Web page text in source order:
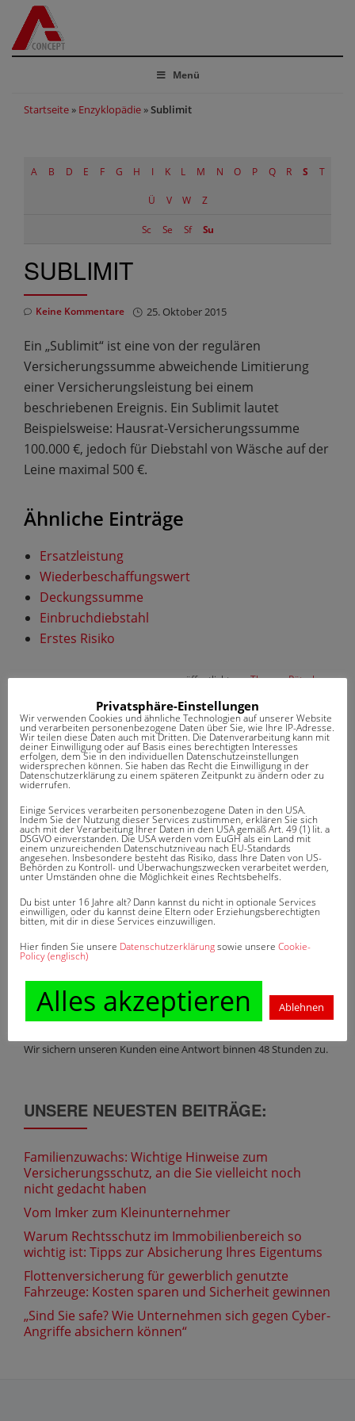
Menü
Startseite » Enzyklopädie »Sublimit
A B D E F G H I K L M N O P Q R S T
Ü V W Z
Sc Se Sf Su
SUBLIMIT
25. Oktober 2015
Keine Kommentare
Ein „Sublimit“ ist eine von der regulären
Versicherungssumme abweichende Limitierung
einer Versicherungsleistung bei einem
beschriebenen Ereignis. Ein Sublimit lautet
Beispielsweise: Hausrat-Versicherungssumme
100.000 €, jedoch für Diebstahl von Wäsche auf der
Leine maximal 500 €.
Ähnliche Einträge
Ersatzleistung
Wiederbeschaffungswert
Deckungssumme
Einbruchdiebstahl
Erstes Risiko
veröffentlicht vonThomas Pötschan.
BEITRAGSNAVIGATION
Klausel SF-Rabatt
DAS KÖNNTE SIE AUCH
INTERESSIEREN
Keine ähnlichen Artikel gefunden.
WUSSTEN SIE SCHON?
Wir sichern unseren Kunden eine Antwort binnen 48 Stunden zu.
UNSERE NEUESTEN BEITRÄGE:
Familienzuwachs: Wichtige Hinweise zum
Versicherungsschutz, an die Sie vielleicht noch
nicht gedacht haben
Vom Imker zum Kleinunternehmer
Warum Rechtsschutz im Immobilienbereich so
wichtig ist: Tipps zur Absicherung Ihres Eigentums
Flottenversicherung für gewerblich genutzte
Fahrzeuge: Kosten sparen und Sicherheit gewinnen
„Sind Sie safe? Wie Unternehmen sich gegen Cyber-
Angriffe absichern können“
Privatsphäre-Einstellungen
Wir verwenden Cookies und ähnliche Technologien auf unserer Website
und verarbeiten personenbezogene Daten über Sie, wie Ihre IP-Adresse.
Wir teilen diese Daten auch mit Dritten. Die Datenverarbeitung kann mit
deiner Einwilligung oder auf Basis eines berechtigten Interesses
erfolgen, dem Sie in den individuellen Datenschutzeinstellungen
widersprechen können. Sie haben das Recht die Einwilligung in der
Datenschutzerklärung zu einem späteren Zeitpunkt zu ändern oder zu
widerrufen.
Einige Services verarbeiten personenbezogene Daten in den USA.
Indem Sie der Nutzung dieser Services zustimmen, erklären Sie sich
auch mit der Verarbeitung Ihrer Daten in den USA gemäß Art. 49 (1) lit. a
DSGVO einverstanden. Die USA werden vom EuGH als ein Land mit
einem unzureichenden Datenschutzniveau nach EU-Standards
angesehen. Insbesondere besteht das Risiko, dass Ihre Daten von US-
Behörden zu Kontroll- und Überwachungszwecken verarbeitet werden,
unter Umständen ohne die Möglichkeit eines Rechtsbehelfs.
Du bist unter 16 Jahre alt? Dann kannst du nicht in optionale Services
einwilligen, oder du kannst deine Eltern oder Erziehungsberechtigten
bitten, mit dir in diese Services einzuwilligen.
Hier finden Sie unsere Datenschutzerklärungsowie unsere Cookie-
Policy (englisch)
Alles akzeptieren Ablehnen